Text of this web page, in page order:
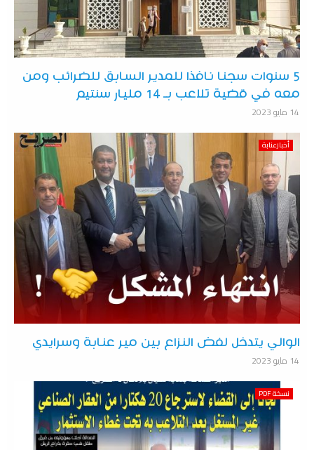
5 سنوات سجنا نافذا للمدير السابق للضرائب ومن
معه في قضية تلاعب بـ 14 مليار سنتيم
14 مايو 2023
أخبارعنابة
الوالي يتدخل لفض النزاع بين مير عنابة وسرايدي
14 مايو 2023
نسخة PDF